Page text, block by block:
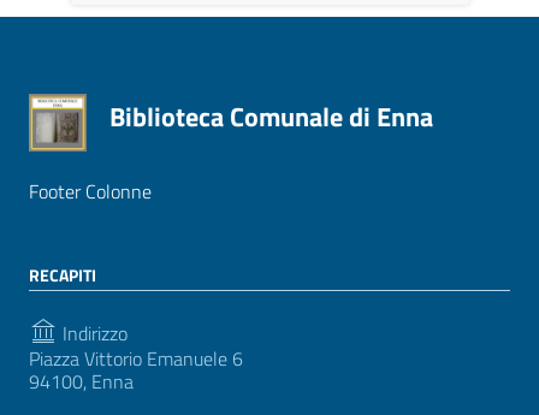
Biblioteca Comunale di Enna
Footer Colonne
RECAPITI
Indirizzo
Piazza Vittorio Emanuele 6
94100, Enna